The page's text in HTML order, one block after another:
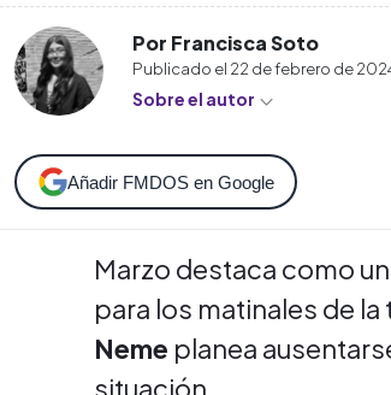
Por Francisca Soto
Publicado el 22 de febrero de
Sobre el autor
Añadir FMDOS en Google
Marzo destaca como
para los matinales de
Neme planea
situación.